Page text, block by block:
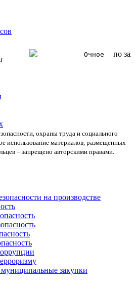
Очное по
охраны труда и социального
использование материалов, размещенных
– запрещено авторскими правами.
на производстве
закупки